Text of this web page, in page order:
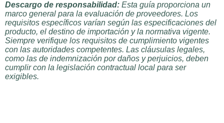
Descargo de responsabilidad: Esta guía proporciona un
marco general para la evaluación de proveedores. Los
requisitos específicos varían según las especificaciones del
producto, el destino de importación y la normativa vigente.
Siempre verifique los requisitos de cumplimiento vigentes
con las autoridades competentes. Las cláusulas legales,
como las de indemnización por daños y perjuicios, deben
cumplir con la legislación contractual local para ser
exigibles.